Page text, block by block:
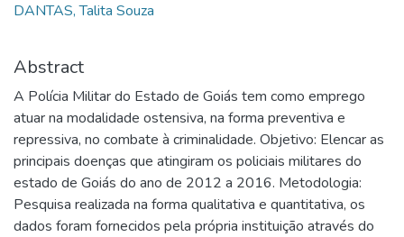
DANTAS, Talita Souza
Abstract
A Polícia Militar do Estado de Goiás tem como emprego
atuar na modalidade ostensiva, na forma preventiva e
repressiva, no combate à criminalidade. Objetivo: Elencar as
principais doenças que atingiram os policiais militares do
estado de Goiás do ano de 2012 a 2016. Metodologia:
Pesquisa realizada na forma qualitativa e quantitativa, os
dados foram fornecidos pela própria instituição através do